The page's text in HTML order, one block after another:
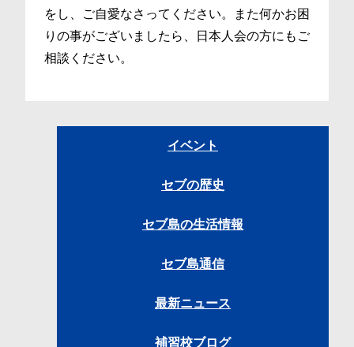
をし、ご自愛なさってください。また何かお困
りの事がございましたら、日本人会の方にもご
相談ください。
イベント
セブの歴史
セブ島の生活情報
セブ島通信
最新ニュース
補習校ブログ